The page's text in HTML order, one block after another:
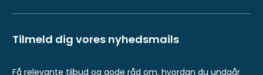
Tilmeld dig vores nyhedsmails
Få relevante tilbud og gode råd om, hvordan du undgår